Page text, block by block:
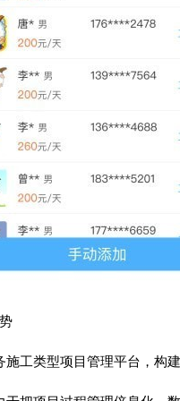
施工类型项目管理平台，构